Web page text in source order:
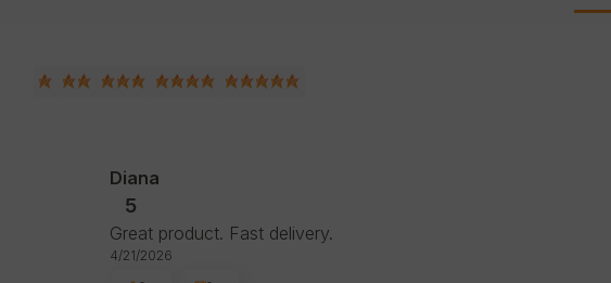
Diana
5
Great product. Fast delivery.
4/21/2026